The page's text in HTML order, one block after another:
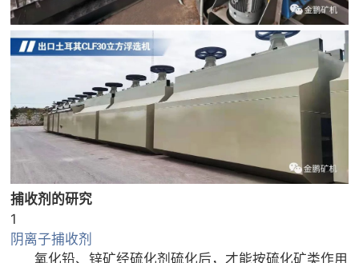
捕收剂的研究
1
阴离子捕收剂
氧化铅、锌矿经硫化剂硫化后，才能按硫化矿类作用